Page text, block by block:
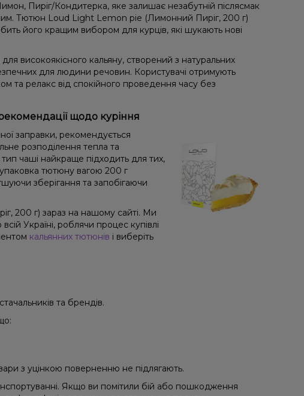
Пиріг/Кондитерка, яке залишає незабутній післясмак
Тютюн Loud Light Lemon pie (Лимонний Пиріг, 200 г)
його кращим вибором для курців, які шукають нові
високоякісного кальяну, створений з натуральних
для людини речовин. Користувачі отримують
та релакс від спокійного проведення часу без
щодо куріння
заправки, рекомендується
розподілення тепла та
чаші найкраще підходить для тих,
тютюну вагою 200 г
зберігання та запобігаючи
200 г) зараз на нашому сайті. Ми
Україні, роблячи процес купівлі
кальянних тютюнів і виберіть
та брендів.
з уцінкою поверненню не підлягають.
Якщо ви помітили бій або пошкодження